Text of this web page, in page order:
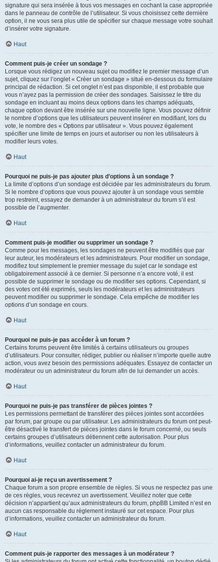
signature qui sera insérée à tous vos messages en cochant la case appropriée
dans le panneau de contrôle de l’utilisateur. Si vous choisissez cette dernière
option, il ne vous sera plus utile de spécifier sur chaque message votre souhait
d’insérer votre signature.
Haut
Comment puis-je créer un sondage ?
Lorsque vous rédigez un nouveau sujet ou modifiez le premier message d’un
sujet, cliquez sur l’onglet « Créer un sondage » situé en-dessous du formulaire
principal de rédaction. Si cet onglet n’est pas disponible, il est probable que
vous n’ayez pas la permission de créer des sondages. Saisissez le titre du
sondage en incluant au moins deux options dans les champs adéquats,
chaque option devant être insérée sur une nouvelle ligne. Vous pouvez définir
le nombre d’options que les utilisateurs peuvent insérer en modifiant, lors du
vote, le nombre des « Options par utilisateur ». Vous pouvez également
spécifier une limite de temps en jours et autoriser ou non les utilisateurs à
modifier leurs votes.
Haut
Pourquoi ne puis-je pas ajouter plus d’options à un sondage ?
La limite d’options d’un sondage est décidée par les administrateurs du forum.
Si le nombre d’options que vous pouvez ajouter à un sondage vous semble
trop restreint, essayez de demander à un administrateur du forum s’il est
possible de l’augmenter.
Haut
Comment puis-je modifier ou supprimer un sondage ?
Comme pour les messages, les sondages ne peuvent être modifiés que par
leur auteur, les modérateurs et les administrateurs. Pour modifier un sondage,
modifiez tout simplement le premier message du sujet car le sondage est
obligatoirement associé à ce dernier. Si personne n’a encore voté, il est
possible de supprimer le sondage ou de modifier ses options. Cependant, si
des votes ont été exprimés, seuls les modérateurs et les administrateurs
peuvent modifier ou supprimer le sondage. Cela empêche de modifier les
options d’un sondage en cours.
Haut
Pourquoi ne puis-je pas accéder à un forum ?
Certains forums peuvent être limités à certains utilisateurs ou groupes
d’utilisateurs. Pour consulter, rédiger, publier ou réaliser n’importe quelle autre
action, vous avez besoin des permissions adéquates. Essayez de contacter un
modérateur ou un administrateur du forum afin de lui demander un accès.
Haut
Pourquoi ne puis-je pas transférer de pièces jointes ?
Les permissions permettant de transférer des pièces jointes sont accordées
par forum, par groupe ou par utilisateur. Les administrateurs du forum ont peut-
être désactivé le transfert de pièces jointes dans le forum concerné, ou seuls
certains groupes d’utilisateurs détiennent cette autorisation. Pour plus
d’informations, veuillez contacter un administrateur du forum.
Haut
Pourquoi ai-je reçu un avertissement ?
Chaque forum a son propre ensemble de règles. Si vous ne respectez pas une
de ces règles, vous recevrez un avertissement. Veuillez noter que cette
décision n’appartient qu’aux administrateurs du forum, phpBB Limited n’est en
aucun cas responsable du règlement instauré sur cet espace. Pour plus
d’informations, veuillez contacter un administrateur du forum.
Haut
Comment puis-je rapporter des messages à un modérateur ?